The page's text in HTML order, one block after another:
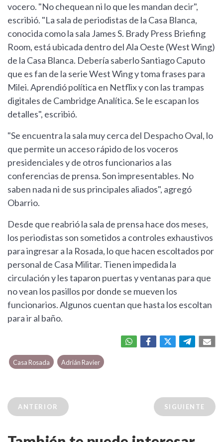
vocero. "No chequean ni lo que les mandan decir",
escribió. "La sala de periodistas de la Casa Blanca,
conocida como la sala James S. Brady Press Briefing
Room, está ubicada dentro del Ala Oeste (West Wing)
de la Casa Blanca. Debería saberlo Santiago Caputo
que es fan de la serie West Wing y toma frases para
Milei. Aprendió política en Netflix y con las trampas
digitales de Cambridge Analítica. Se le escapan los
detalles", escribió.
"Se encuentra la sala muy cerca del Despacho Oval, lo
que permite un acceso rápido de los voceros
presidenciales y de otros funcionarios a las
conferencias de prensa. Son impresentables. No
saben nada ni de sus principales aliados", agregó
Obarrio.
Desde que reabrió la sala de prensa hace dos meses,
los periodistas son sometidos a controles exhaustivos
para ingresar a la Rosada, lo que hacen escoltados por
personal de Casa Militar. Tienen impedida la
circulación y les taparon puertas y ventanas para que
no vean los pasillos por donde se mueven los
funcionarios. Algunos cuentan que hasta los escoltan
para ir al baño.
Casa Rosada Adrián Ravier
ANTERIOR SIGUIENTE